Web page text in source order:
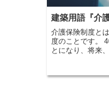
建築用語『介
介護保険制度と
度のことです。
とになり、将来
10％の
す。介護保険制